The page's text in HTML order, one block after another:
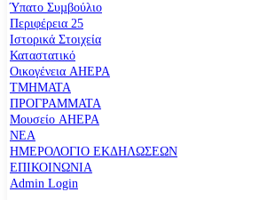
Ύπατο Συµβούλιο
Περιφέρεια 25
Ιστορικά Στοιχεία
Καταστατικό
Οικογένεια AHEPA
ΤΜΗΜΑΤΑ
ΠΡΟΓΡΑΜΜΑΤΑ
Μουσείο AHEPA
ΝΕΑ
ΗΜΕΡΟΛΟΓΙΟ ΕΚΔΗΛΩΣΕΩΝ
ΕΠΙΚΟΙΝΩΝΙΑ
Admin Login